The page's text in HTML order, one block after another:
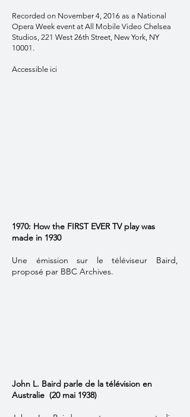
Recorded on November 4, 2016 as a National
Opera Week event at All Mobile Video Chelsea
Studios, 221 West 26th Street, New York, NY
10001.
Accessible ici
1970: How the FIRST EVER TV play was
made in 1930
Une émission sur le téléviseur Baird,
proposé par BBC Archives.
John L. Baird parle de la télévision en
Australie (20 mai 1938)